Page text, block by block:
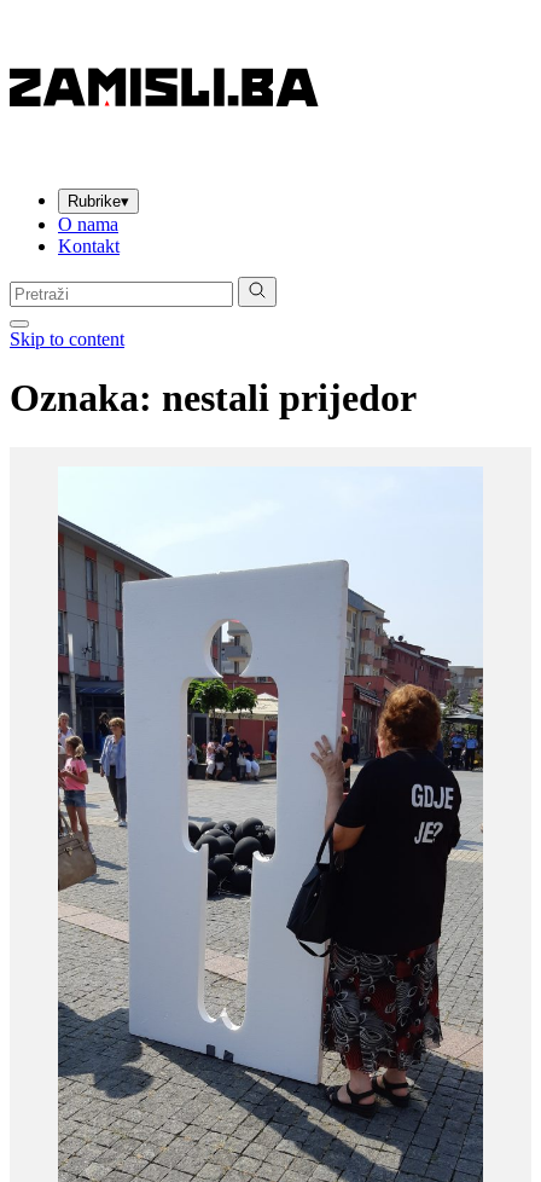
Rubrike▾
O nama
Kontakt
Pretraga:
Skip to content
Oznaka: nestali prijedor